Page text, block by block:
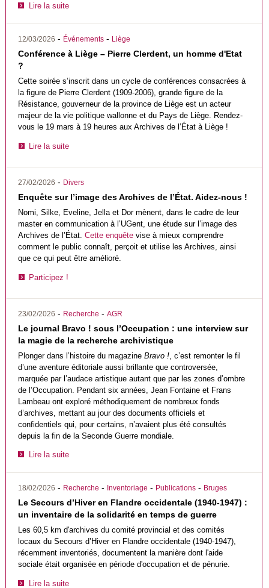
Lire la suite
12/03/2026 - Événements - Liège
Conférence à Liège – Pierre Clerdent, un homme d'Etat
?
Cette soirée s’inscrit dans un cycle de conférences consacrées à
la figure de Pierre Clerdent (1909-2006), grande figure de la
Résistance, gouverneur de la province de Liège est un acteur
majeur de la vie politique wallonne et du Pays de Liège. Rendez-
vous le 19 mars à 19 heures aux Archives de l’État à Liège !
Lire la suite
27/02/2026 - Divers
Enquête sur l’image des Archives de l’État. Aidez-nous !
Nomi, Silke, Eveline, Jella et Dor mènent, dans le cadre de leur
master en communication à l’UGent, une étude sur l’image des
Archives de l’État.Cette enquête vise à mieux comprendre
comment le public connaît, perçoit et utilise les Archives, ainsi
que ce qui peut être amélioré.
Participez !
23/02/2026 - Recherche -AGR
Le journal Bravo ! sous l’Occupation : une interview sur
la magie de la recherche archivistique
Plonger dans l’histoire du magazineBravo ! , c’est remonter le fil
d’une aventure éditoriale aussi brillante que controversée,
marquée par l’audace artistique autant que par les zones d’ombre
de l’Occupation. Pendant six années, Jean Fontaine et Frans
Lambeau ont exploré méthodiquement de nombreux fonds
d’archives, mettant au jour des documents officiels et
confidentiels qui, pour certains, n’avaient plus été consultés
depuis la fin de la Seconde Guerre mondiale.
Lire la suite
18/02/2026 - Recherche - Inventoriage - Publications - Bruges
Le Secours d’Hiver en Flandre occidentale (1940-1947) :
un inventaire de la solidarité en temps de guerre
Les 60,5 km d'archives du comité provincial et des comités
locaux du Secours d’Hiver en Flandre occidentale (1940-1947),
récemment inventoriés, documentent la manière dont l'aide
sociale était organisée en période d'occupation et de pénurie.
Lire la suite